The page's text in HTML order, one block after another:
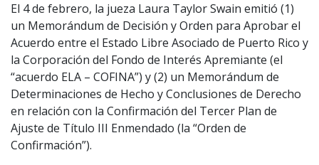
El 4 de febrero, la jueza Laura Taylor Swain emitió (1)
un Memorándum de Decisión y Orden para Aprobar el
Acuerdo entre el Estado Libre Asociado de Puerto Rico y
la Corporación del Fondo de Interés Apremiante (el
“acuerdo ELA – COFINA”) y (2) un Memorándum de
Determinaciones de Hecho y Conclusiones de Derecho
en relación con la Confirmación del Tercer Plan de
Ajuste de Título III Enmendado (la “Orden de
Confirmación”).